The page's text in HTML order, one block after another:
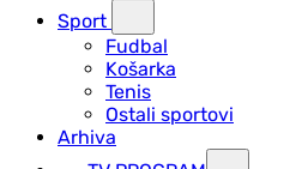
Sport
Fudbal
Košarka
Tenis
Ostali sportovi
Arhiva